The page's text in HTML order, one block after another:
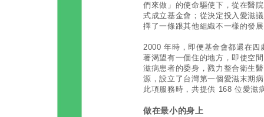
們來做」的使命驅使下，從在醫
式成立基金會；從決定投入愛滋
擇了一條跟其他組織不一樣的發
2000 年時，即便基金會都還在
著渴望有一個住的地方，即使空
滋病患者的委身，戮力整合衛生
源，設立了台灣第一個愛滋末期
此項服務時，共提供 168 位愛滋
做在最小的身上